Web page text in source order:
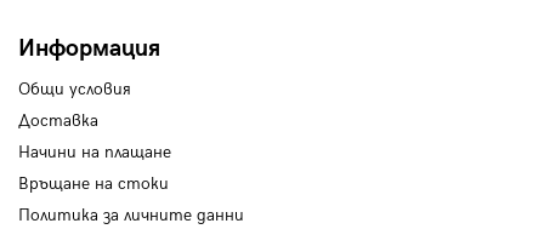
Информация
Общи условия
Доставка
Начини на плащане
Връщане на стоки
Политика за личните данни